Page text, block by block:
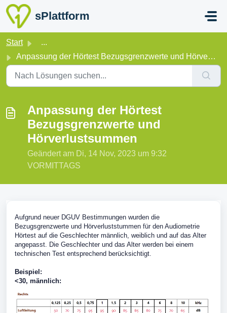
Zum hauptsächlichen Inhalt gehen
sPlattform
Start
...
Anpassung der Hörtest Bezugsgrenzwerte und Hörverlustsummen
Anpassung der Hörtest
Bezugsgrenzwerte und
Hörverlustsummen
Geändert am Di, 14 Nov, 2023 um 9:32
VORMITTAGS
Aufgrund neuer DGUV Bestimmungen wurden die
Bezugsgrenzwerte und Hörverluststummen für den Audiometrie
Hörtest auf die Geschlechter männlich, weiblich und auf das Alter
angepasst. Die Geschlechter und das Alter werden bei einem
technischen Test entsprechend berücksichtigt.
Beispiel:
<30, männlich: